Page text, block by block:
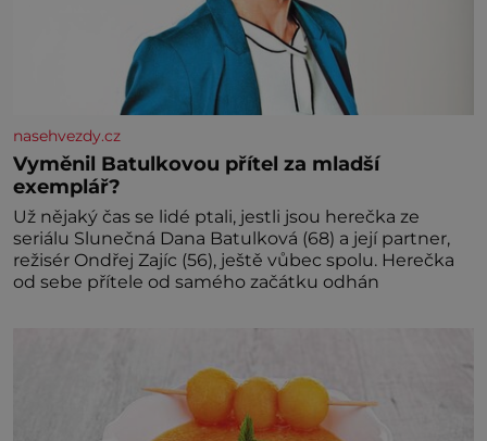
nasehvezdy.cz
Vyměnil Batulkovou přítel za mladší
exemplář?
Už nějaký čas se lidé ptali, jestli jsou herečka ze
seriálu Slunečná Dana Batulková (68) a její partner,
režisér Ondřej Zajíc (56), ještě vůbec spolu. Herečka
od sebe přítele od samého začátku odhán